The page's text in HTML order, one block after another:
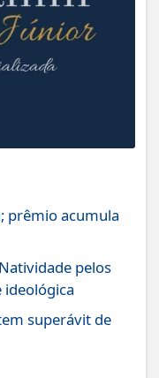
prêmio acumula
pelos
ideológica
superávit de